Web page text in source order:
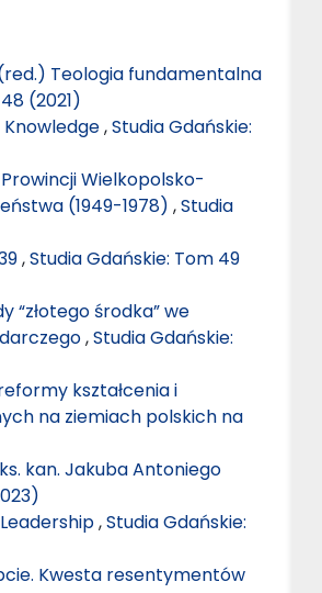
Teologia fundamentalna
(2021)
,Studia Gdańskie:
Wielkopolsko-
(1949-1978) ,Studia
,Studia Gdańskie: Tom 49
“złotego środka” we
,Studia Gdańskie:
kształcenia i
na ziemiach polskich na
kan. Jakuba Antoniego
,Studia Gdańskie:
Kwesta resentymentów